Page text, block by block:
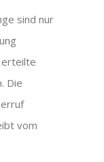
sind nur
erteilte
Die
vom